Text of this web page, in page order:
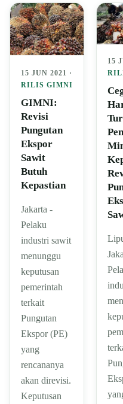
15 JUN 2021 ·
RILIS GIMNI
GIMNI:
Revisi
Pungutan
Ekspor
Sawit
Butuh
Kepastian
Jakarta -
Pelaku
industri sawit
menunggu
keputusan
pemerintah
terkait
Pungutan
Ekspor (PE)
yang
rencananya
akan direvisi.
Keputusan
15